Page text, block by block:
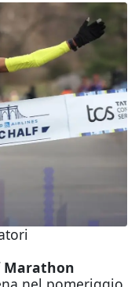
Marathon